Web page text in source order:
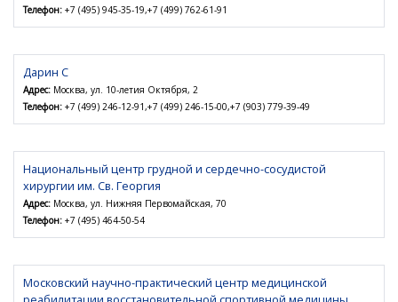
Телефон: +7 (495) 945-35-19,+7 (499) 762-61-91
Дарин С
Адрес: Москва, ул. 10-летия Октября, 2
Телефон: +7 (499) 246-12-91,+7 (499) 246-15-00,+7 (903) 779-39-49
Национальный центр грудной и сердечно-сосудистой
хирургии им. Св. Георгия
Адрес: Москва, ул. Нижняя Первомайская, 70
Телефон: +7 (495) 464-50-54
Московский научно-практический центр медицинской